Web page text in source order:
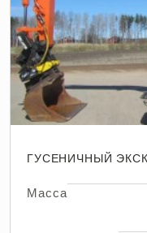
ГУСЕНИЧНЫЙ
Масса